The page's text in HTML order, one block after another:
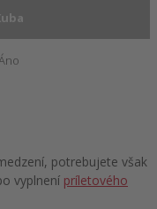
potrebujete však
vyplnení príletového